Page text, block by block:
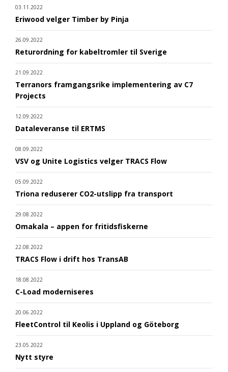
03.11.2022
Eriwood velger Timber by Pinja
26.09.2022
Returordning for kabeltromler til Sverige
21.09.2022
Terranors framgangsrike implementering av C7
Projects
12.09.2022
Dataleveranse til ERTMS
08.09.2022
VSV og Unite Logistics velger TRACS Flow
05.09.2022
Triona reduserer CO2-utslipp fra transport
29.08.2022
Omakala – appen for fritidsfiskerne
22.08.2022
TRACS Flow i drift hos TransAB
18.08.2022
C-Load moderniseres
20.06.2022
FleetControl til Keolis i Uppland og Göteborg
23.05.2022
Nytt styre